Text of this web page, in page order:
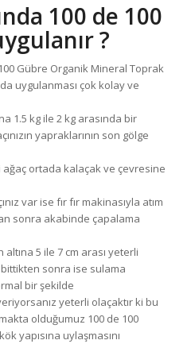
100 de 100
?
Gübre Organik Mineral Toprak
uygulanması çok kolay ve
1.5 kg ile 2 kg arasında bir
yapraklarının son gölge
ortada kalaçak ve çevresine
var ise fır fır makinasıyla atım
sonra akabinde çapalama
5 ile 7 cm arası yeterli
sonra ise sulama
bir şekilde
yeterli olaçaktır ki bu
olduğumuz 100 de 100
yapısına uylaşmasını